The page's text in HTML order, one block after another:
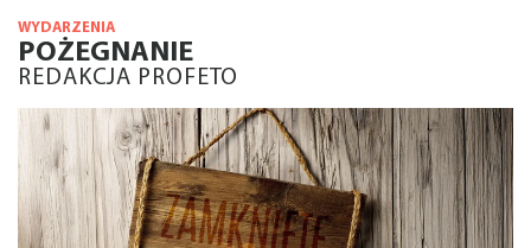
WYDARZENIA
POŻEGNANIE
REDAKCJA PROFETO